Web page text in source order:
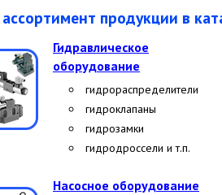
продукции в
Гидравлическое
оборудование
гидрораспределители
гидроклапаны
гидрозамки
гидродроссели и т.п.
Насосное оборудование